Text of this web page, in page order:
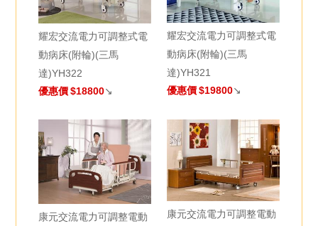
耀宏交流電力可調整式電
動病床(附輪)(三馬
達)YH322
優惠價 $18800↘
耀宏交流電力可調整式電
動病床(附輪)(三馬
達)YH321
優惠價$19800↘
康元交流電力可調整電動
康元交流電力可調整電動